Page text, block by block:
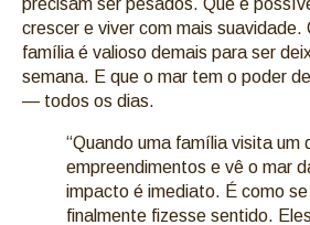
precisam ser pesados. Que é
crescer e viver com mais suavidade.
família é valioso demais para ser
semana. E que o mar tem o poder
— todos os dias.
“Quando uma família visita um
empreendimentos e vê o mar
impacto é imediato. É como se
finalmente fizesse sentido.